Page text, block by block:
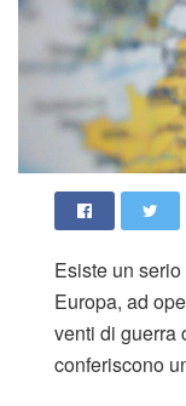
Esiste un
Europa, ad
venti di guerra
conferiscono